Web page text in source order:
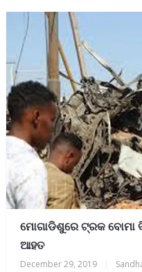
ମୋଗାଡିଶୁରେ ଟ୍ରକ ବୋମା
ଆହତ
December 29, 2019